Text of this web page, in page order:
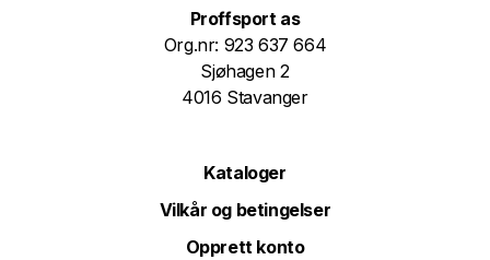
Proffsport as
Org.nr: 923 637 664
Sjøhagen 2
4016 Stavanger
Kataloger
Vilkår og betingelser
Opprett konto